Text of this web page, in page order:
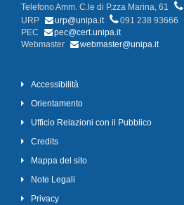
Telefono Amm. C.le di P.zza Marina, 61
URP
urp@unipa.it
091 238 93666
PEC
pec@cert.unipa.it
Webmaster
webmaster@unipa.it
Accessibilità
Orientamento
Ufficio Relazioni con il Pubblico
Credits
Mappa del sito
Note Legali
Privacy